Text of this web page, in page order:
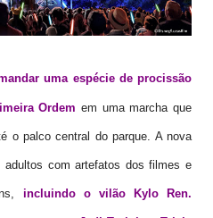
uma espécie de procissão
Ordem em uma marcha que
o palco central do parque. A nova
adultos com artefatos dos filmes e
incluindo o vilão Kylo Ren.